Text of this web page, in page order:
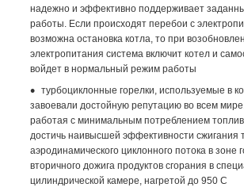
надежно и эффективно поддерживает
работы. Если происходят перебои с
возможна остановка котла, то при
электропитания система включит котел и
войдет в нормальный режим работы
турбоциклонные горелки, используемые в
завоевали достойную репутацию во всем
работая с минимальным потреблением
достичь наивысшей эффективности сжигания
аэродинамического циклонного потока в зоне
вторичного дожига продуктов сгорания в
цилиндрической камере, нагретой до 950 С